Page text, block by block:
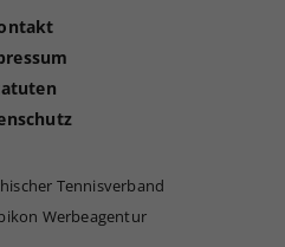
Tennisverband
Werbeagentur